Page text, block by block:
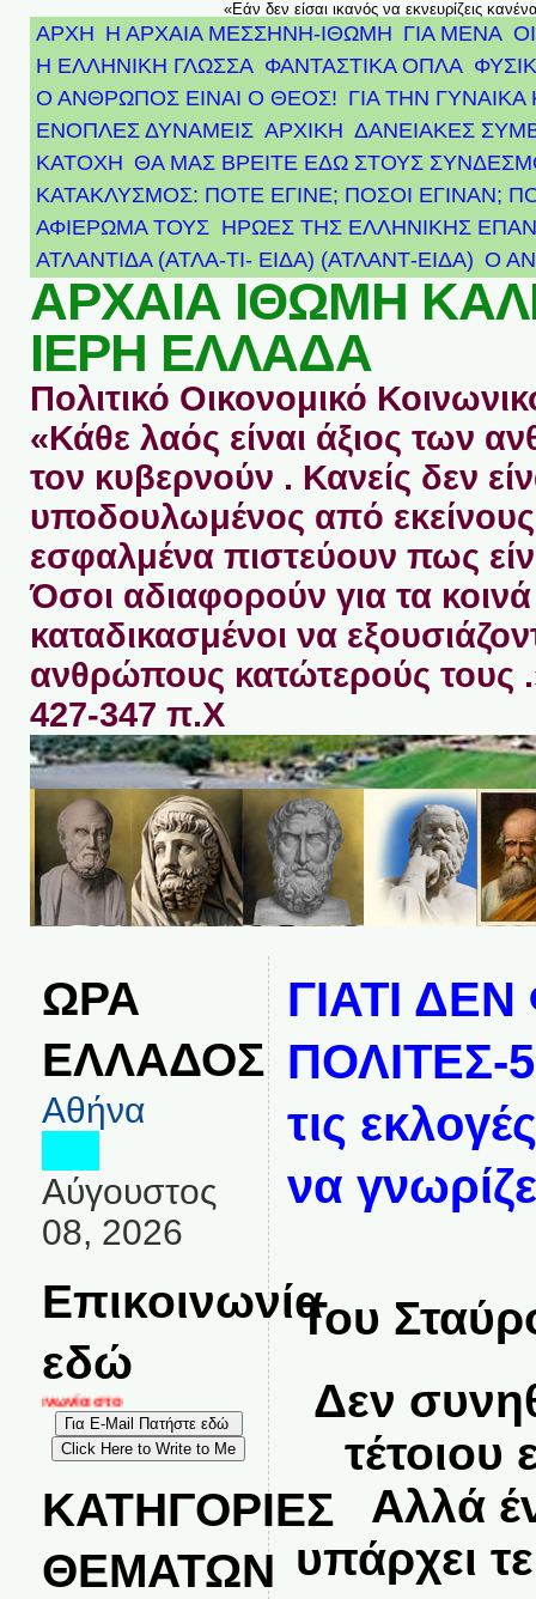
«Εάν δεν είσαι ικανός να εκνευρίζεις
ΑΡΧΗ Η ΑΡΧΑΙΑ ΜΕΣΣΗΝΗ-ΙΘΩΜΗ ΓΙΑ ΜΕΝΑ
Η ΕΛΛΗΝΙΚΗ ΓΛΩΣΣΑ ΦΑΝΤΑΣΤΙΚΑ ΟΠΛΑ
Ο ΑΝΘΡΩΠΟΣ ΕΙΝΑΙ Ο ΘΕΟΣ! ΓΙΑ ΤΗΝ ΓΥΝΑΙΚΑ
ΕΝΟΠΛΕΣ ΔΥΝΑΜΕΙΣ ΑΡΧΙΚΉ ΔΑΝΕΙΑΚΕΣ
ΚΑΤΟΧΗ ΘΑ ΜΑΣ ΒΡΕΙΤΕ ΕΔΩ ΣΤΟΥΣ
ΚΑΤΑΚΛΥΣΜΟΣ: ΠΟΤΕ ΕΓΙΝΕ; ΠΟΣΟΙ ΕΓΙΝΑΝ;
ΑΦΙΈΡΩΜΑ ΤΟΥΣ ΉΡΩΕΣ ΤΗΣ ΕΛΛΗΝΙΚΉΣ
ΑΤΛΑΝΤΊΔΑ (ΑΤΛΑ-ΤΙ- ΕΙΔΑ) (ΑΤΛΑΝΤ-ΕΙΔΑ) Ο
ΑΡΧΑΙΑ ΙΘΩΜΗ
ΙΕΡΗ ΕΛΛΑΔΑ
Πολιτικό Οικονομικό
«Κάθε λαός είναι άξιος των
τον κυβερνούν . Κανείς δεν
υποδουλωμένος από
εσφαλμένα πιστεύουν πως
Όσοι αδιαφορούν για τα κοινά
καταδικασμένοι να
ανθρώπους κατώτερούς τους
427-347 π.Χ
ΩΡΑ
ΕΛΛΑΔΟΣ
Αθήνα
Αύγουστος
08, 2026
Επικοινωνία
εδώ
στο
ΚΑΤΗΓΟΡΙΕΣ
ΘΕΜΑΤΩΝ
ΓΙΑΤΙ
ΠΟΛΙΤΕΣ-5
τις
να
Του
Δεν
τέτοιου
Αλλά
υπάρχει